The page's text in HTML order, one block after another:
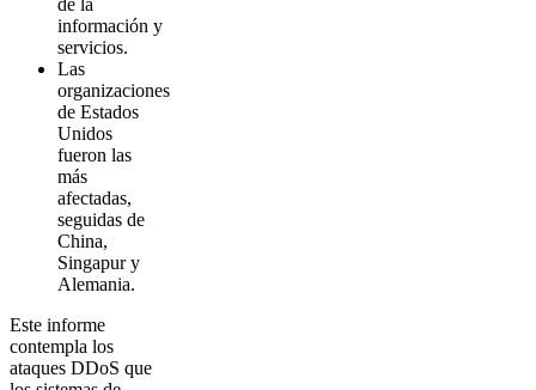
información y
servicios.
Las
organizaciones
de Estados
Unidos
fueron las
más
afectadas,
seguidas de
China,
Singapur y
Alemania.
Este informe
contempla los
ataques DDoS que